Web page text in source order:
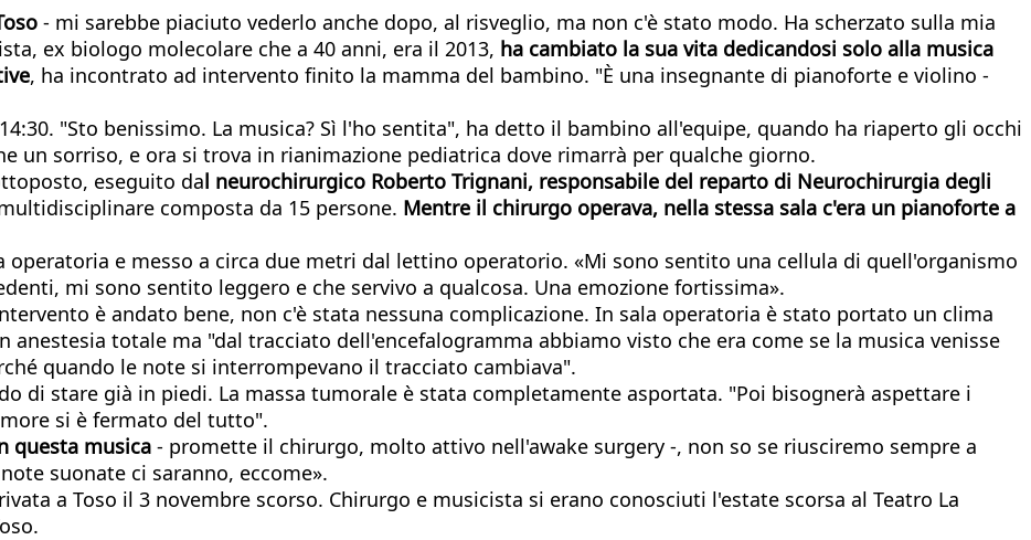
- mi sarebbe piaciuto vederlo anche dopo, al risveglio, ma non c'è stato modo. Ha scherzato sulla mia
ex biologo molecolare che a 40 anni, era il 2013, ha cambiato la sua vita dedicandosi solo alla musica
, ha incontrato ad intervento finito la mamma del bambino. "È una insegnante di pianoforte e violino -
"Sto benissimo. La musica? Sì l'ho sentita", ha detto il bambino all'equipe, quando ha riaperto gli occhi
un sorriso, e ora si trova in rianimazione pediatrica dove rimarrà per qualche giorno.
eseguito dal neurochirurgico Roberto Trignani, responsabile del reparto di Neurochirurgia degli
composta da 15 persone. Mentre il chirurgo operava, nella stessa sala c'era un pianoforte a
e messo a circa due metri dal lettino operatorio. «Mi sono sentito una cellula di quell'organismo
mi sono sentito leggero e che servivo a qualcosa. Una emozione fortissima».
è andato bene, non c'è stata nessuna complicazione. In sala operatoria è stato portato un clima
totale ma "dal tracciato dell'encefalogramma abbiamo visto che era come se la musica venisse
quando le note si interrompevano il tracciato cambiava".
di stare già in piedi. La massa tumorale è stata completamente asportata. "Poi bisognerà aspettare i
si è fermato del tutto".
questa musica - promette il chirurgo, molto attivo nell'awake surgery -, non so se riusciremo sempre a
suonate ci saranno, eccome».
a Toso il 3 novembre scorso. Chirurgo e musicista si erano conosciuti l'estate scorsa al Teatro La